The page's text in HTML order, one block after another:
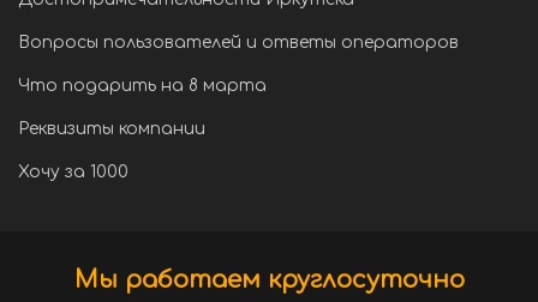
Вопросы пользователей и ответы операторов
Что подарить на 8 марта
Реквизиты компании
Хочу за 1000
Мы работаем круглосуточно